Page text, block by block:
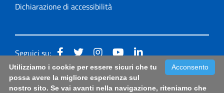
Dichiarazione di accessibilità
Seguici su:
Accessibilità: form di segnalazione di prima istanza per
questa pagina|Note Legali | Sitemap
Acconsento
Utilizziamo i cookie per essere sicuri che tu
possa avere la migliore esperienza sul
nostro sito. Se vai avanti nella navigazione, riteniamo che